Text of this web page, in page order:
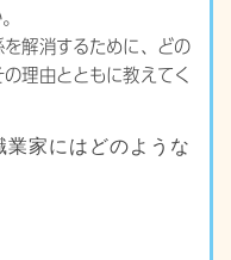
解消するために、どの
の理由とともに教えてく
家にはどのような